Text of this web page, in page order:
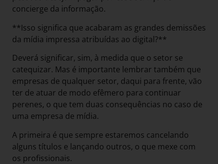
concierge da informação.
**Isso significa que acabaram as grandes demissões
da mídia impressa atribuídas ao digital?**
Deverá significar, sim, à medida que o setor se
catequizar. Mas é importante lembrar também que
empresas de qualquer setor, daqui para frente, vão
ter de atuar de modo efêmero para continuar
perenes, o que tem duas consequências no caso de
uma empresa de mídia.
A primeira é que sempre estaremos cancelando
alguns títulos e lançando outros, o que mexe com
os profissionais.